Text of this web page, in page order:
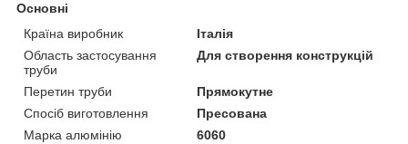
Основні
Країна виробник
Італія
Область застосування
труби
Для створення конструкцій
Перетин труби
Прямокутне
Спосіб виготовлення
Пресована
Марка алюмінію
6060